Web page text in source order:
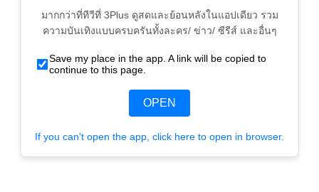
มากกว่าที่ทีวีที่ 3Plus ดูสดและย้อนหลังในแอปเดียว รวม
ความบันเทิงแบบครบครันทั้งละคร/ ข่าว/ ซีรีส์ และอื่นๆ
Save my place in the app. A link will be copied to
continue to this page.
OPEN
If you can't open the app, click here to open in browser.